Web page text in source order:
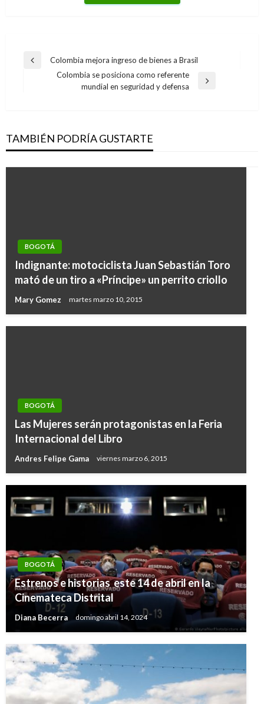
Navegación
Entrada
Colombia mejora ingreso de bienes a Brasil
Colombia se posiciona como referente
mundial en seguridad y defensa
TAMBIÉN PODRÍA GUSTARTE
BOGOTÁ
Indignante: motociclista Juan Sebastián Toro
mató de un tiro a «Príncipe» un perrito criollo
Mary Gomez martes marzo 10, 2015
BOGOTÁ
Las Mujeres serán protagonistas en la Feria
Internacional del Libro
Andres Felipe Gama viernes marzo 6, 2015
BOGOTÁ
Estrenos e historias este 14 de abril en la
Cinemateca Distrital
Diana Becerra domingo abril 14, 2024